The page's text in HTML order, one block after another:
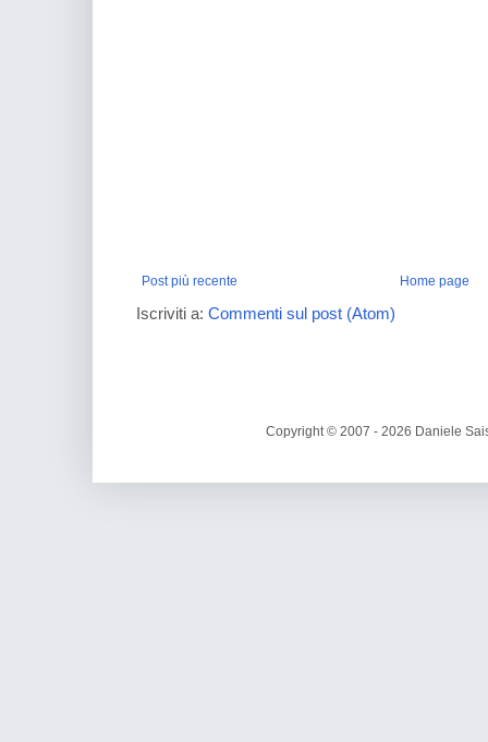
Post più recente Home page
Iscriviti a: Commenti sul post (Atom)
Copyright © 2007 - 2026 Daniele